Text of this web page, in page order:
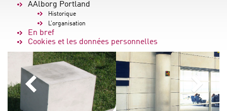
AAlborg Portland
Historique
L’organisation
En bref
Cookies et les données personnelles